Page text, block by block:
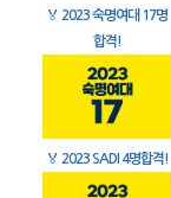
🏅 2023 숙명여대 17명
합격!
🏅 2023 SADI 4명합격!